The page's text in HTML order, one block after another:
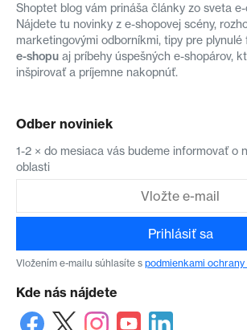
Shoptet blog vám prináša články zo sveta
Nájdete tu novinky z e-shopovej scény,
marketingovými odborníkmi, tipy pre plynulé
e-shopu aj príbehy úspešných e-shopárov,
inšpirovať a príjemne nakopnúť.
Odber noviniek
1-2 × do mesiaca vás budeme informovať o
oblasti
Prihlásiť sa
Vložením e-mailu súhlasíte s podmienkami ochrany
Kde nás nájdete